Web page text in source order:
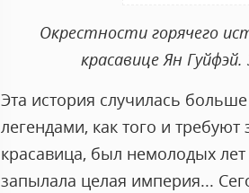
Окрестности горячего
красавице Ян
Эта история случилась
легендами, как того и
красавица, был немолодых
запылала целая империя...